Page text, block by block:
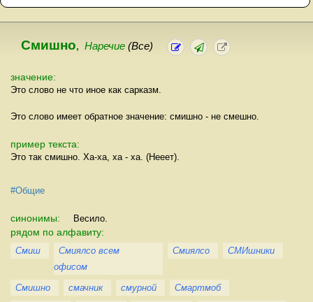
Смишно, Наречие (Все)
значение:
Это слово не что иное как сарказм.
Это слово имеет обратное значение: смишно - не смешно.
пример текста:
Это так смишно. Ха-ха, ха - ха. (Нееет).
#Общие
синонимы: Весило.
рядом по алфавиту:
Смиш
Смиялсо всем
офисом
Смиялсо СМИшники
Смишно смачник смурной
Смартмоб